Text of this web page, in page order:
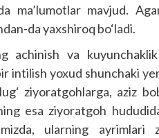
ma’lumotlar mavjud.
da yaxshiroq bo‘ladi.
achinish va
intilish yoxud shunchaki
ziyoratgohlarga, aziz
esa ziyoratgoh
ularning ayrimlari